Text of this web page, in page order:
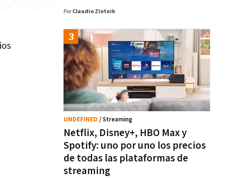
Por Claudio Zlotnik
Netflix, Disney+, HBO Max y
Spotify: uno por uno los precios
de todas las plataformas de
streaming
UNDEFINED / Streaming